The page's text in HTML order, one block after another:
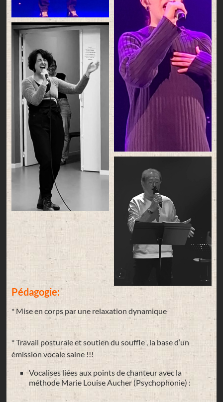
Pédagogie:
* Mise en corps par une relaxation dynamique
* Travail posturale et soutien du souffle , la base d’un
émission vocale saine !!!
Vocalises liées aux points de chanteur avec la
méthode Marie Louise Aucher (Psychophonie) :